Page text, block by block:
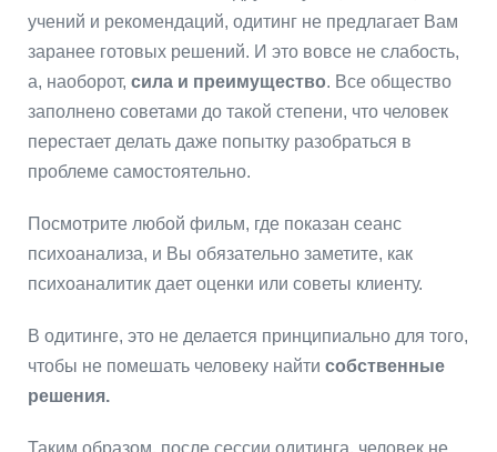
учений и рекомендаций, одитинг не предлагает Вам
заранее готовых решений. И это вовсе не слабость,
а, наоборот, сила и преимущество. Все общество
заполнено советами до такой степени, что человек
перестает делать даже попытку разобраться в
проблеме самостоятельно.
Посмотрите любой фильм, где показан сеанс
психоанализа, и Вы обязательно заметите, как
психоаналитик дает оценки или советы клиенту.
В одитинге, это не делается принципиально для того,
чтобы не помешать человеку найти собственные
решения.